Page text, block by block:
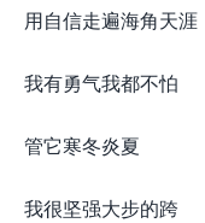
用自信走遍海角天涯
我有勇气我都不怕
管它寒冬炎夏
我很坚强大步的跨